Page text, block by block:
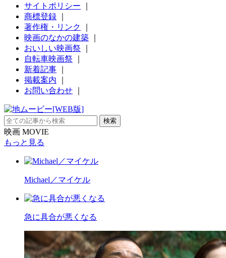
サイトポリシー
商標登録
著作権・リンク
映画のなかの建築
おいしい映画祭
自転車映画祭
新着記事
掲載案内
お問い合わせ
映画 MOVIE
もっと見る
Michael／マイケル
急に具合が悪くなる